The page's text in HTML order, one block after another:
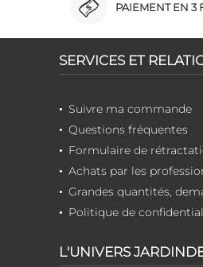
PAIEMENT EN 3
SERVICES ET
Suivre ma commande
Questions fréquentes
Formulaire de
Achats par les
Grandes quantités,
Politique de
L'UNIVERS